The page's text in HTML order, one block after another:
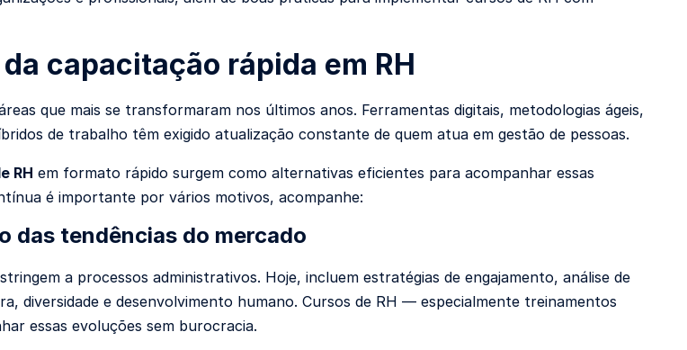
capacitação rápida em RH
que mais se transformaram nos últimos anos. Ferramentas digitais, metodologias ágeis,
de trabalho têm exigido atualização constante de quem atua em gestão de pessoas.
RH em formato rápido surgem como alternativas eficientes para acompanhar essas
é importante por vários motivos, acompanhe:
das tendências do mercado
a processos administrativos. Hoje, incluem estratégias de engajamento, análise de
diversidade e desenvolvimento humano. Cursos de RH — especialmente treinamentos
essas evoluções sem burocracia.